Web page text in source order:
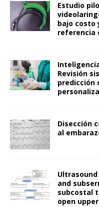
Estudio
bajo costo
referencia
Revisión
predicción
Disección
al
and
subcostal
open